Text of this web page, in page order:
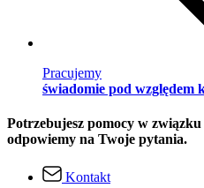
Pracujemy
świadomie pod względem
Potrzebujesz pomocy w
odpowiemy na Twoje pytania.
Kontakt